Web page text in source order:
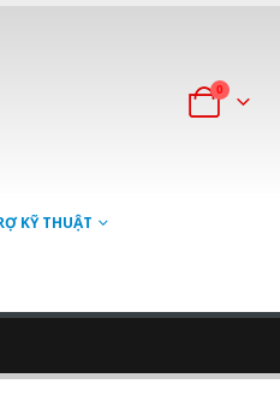
0
KỸ THUẬT